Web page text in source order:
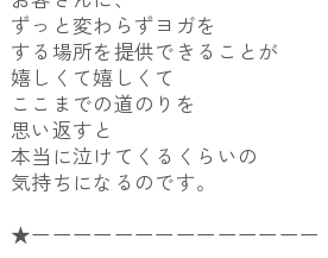
ずっと変わらずヨガを
する場所を提供できることが
嬉しくて嬉しくて
ここまでの道のりを
思い返すと
本当に泣けてくるくらいの
気持ちになるのです。
★ーーーーーーーーーーーーーー